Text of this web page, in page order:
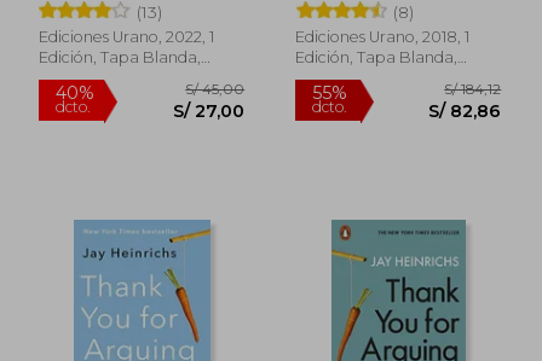
(13)
Ediciones Urano, 2022, 1
Edición, Tapa Blanda,
Nuevo
40%
dcto.
Rápido (8)
Ediciones Urano, 2018, 1
Edición, Tapa Blanda,
Nuevo
55%
dcto.